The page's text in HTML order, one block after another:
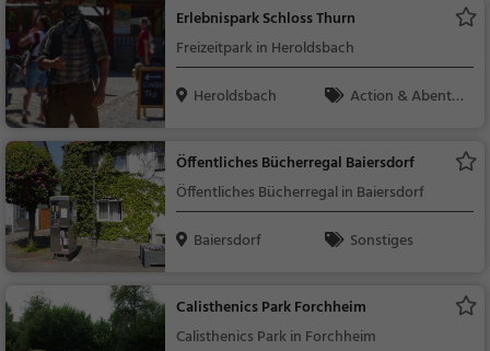
Erlebnispark Schloss Thurn
Freizeitpark in Heroldsbach
Heroldsbach
Action & Abente
Öffentliches Bücherregal Baiersdorf
Öffentliches Bücherregal in Baiersdorf
Baiersdorf
Sonstiges
Calisthenics Park Forchheim
Calisthenics Park in Forchheim